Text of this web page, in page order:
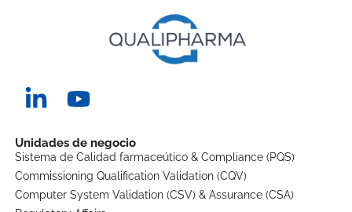
Unidades de negocio
Sistema de Calidad farmaceútico & Compliance (PQS)
Commissioning Qualification Validation (CQV)
Computer System Validation (CSV) & Assurance (CSA)